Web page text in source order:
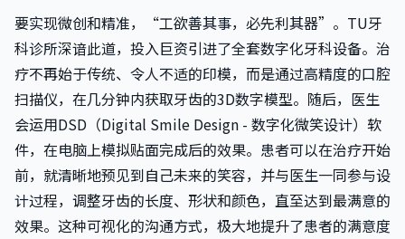
要实现微创和精准，“工欲善其事，必先利其器”。TU牙
科诊所深谙此道，投入巨资引进了全套数字化牙科设备。治
疗不再始于传统、令人不适的印模，而是通过高精度的口腔
扫描仪，在几分钟内获取牙齿的3D数字模型。随后，医生
会运用DSD（Digital Smile Design - 数字化微笑设计）软
件，在电脑上模拟贴面完成后的效果。患者可以在治疗开始
前，就清晰地预见到自己未来的笑容，并与医生一同参与设
计过程，调整牙齿的长度、形状和颜色，直至达到最满意的
效果。这种可视化的沟通方式，极大地提升了患者的满意度